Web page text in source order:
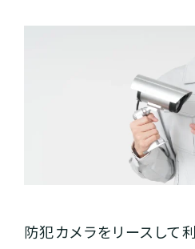
防犯カメラをリースして